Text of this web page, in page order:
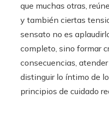
que muchas otras,
y también ciertas
sensato no es
completo, sino formar
consecuencias,
distinguir lo íntimo de
principios de cuidado